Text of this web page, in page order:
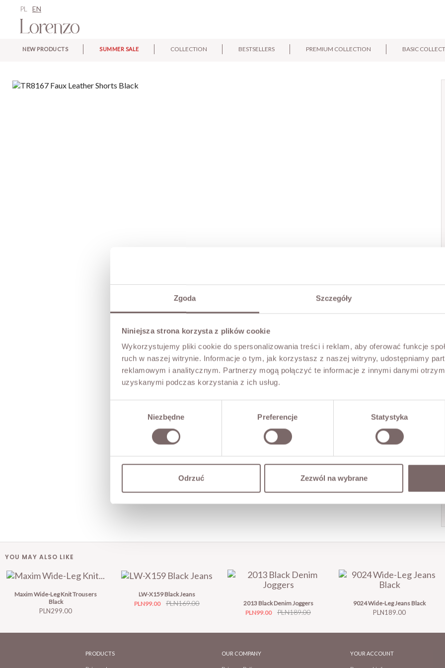
Zgoda Szczegóły
Niniejsza strona korzysta z plików cookie
Wykorzystujemy pliki cookie do spersonalizowania treści i reklam, aby oferować funkcje
ruch w naszej witrynie. Informacje o tym, jak korzystasz z naszej witryny, udostępniamy
reklamowym i analitycznym. Partnerzy mogą połączyć te informacje z innymi danymi
uzyskanymi podczas korzystania z ich usług.
Niezbędne Preferencje Statystyka
Odrzuć Zezwól na wybrane
PL EN
NEW PRODUCTS SUMMER SALE COLLECTION BESTSELLERS PREMIUM COLLECTION BASIC
YOU MAY ALSO LIKE
Maxim Wide-Leg Knit Trousers
Black
Price
PLN299.00
LW-X159 Black Jeans
Price
PLN99.00
Regular
PLN169.00 2013 Black Denim Joggers
Price
PLN99.00
Regular
PLN189.00
9024 Wide-Leg Jeans Black
Price
PLN189.00
PRODUCTS OUR COMPANY YOUR ACCOUNT